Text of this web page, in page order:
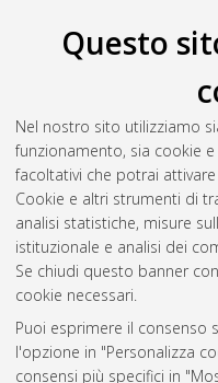
Questo
Nel nostro sito utilizziamo
funzionamento, sia cookie
facoltativi che potrai
Cookie e altri strumenti di
analisi statistiche, misure
istituzionale e analisi dei
Se chiudi questo banner
cookie necessari.
Puoi esprimere il consenso
l'opzione in "Personalizza
consensi più specifici in
D.V.R. in un'azienda
Bologna, Corso di Studio in
- Forli', Documento ad
Questa lista e' stata
Atom
Rss 1.0